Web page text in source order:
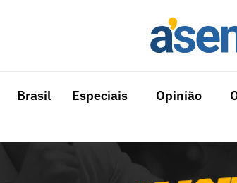
Brasil Especiais Opinião